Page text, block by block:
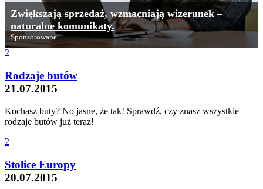
Zwiększają sprzedaż, wzmacniają wizerunek –
naturalne komunikaty.
Sponsorowane
2
Rodzaje butów
21.07.2015
Kochasz buty? No jasne, że tak! Sprawdź, czy znasz wszystkie
rodzaje butów już teraz!
2
Stolice Europy
20.07.2015